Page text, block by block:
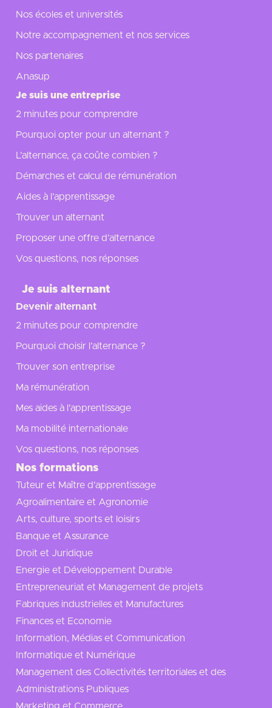
Nos écoles et universités
Notre accompagnement et nos services
Nos partenaires
Anasup
Je suis une entreprise
2 minutes pour comprendre
Pourquoi opter pour un alternant ?
L’alternance, ça coûte combien ?
Démarches et calcul de rémunération
Aides à l’apprentissage
Trouver un alternant
Proposer une offre d’alternance
Vos questions, nos réponses
Je suis alternant
Devenir alternant
2 minutes pour comprendre
Pourquoi choisir l’alternance ?
Trouver son entreprise
Ma rémunération
Mes aides à l'apprentissage
Ma mobilité internationale
Vos questions, nos réponses
Nos formations
Tuteur et Maître d'apprentissage
Agroalimentaire et Agronomie
Arts, culture, sports et loisirs
Banque et Assurance
Droit et Juridique
Energie et Développement Durable
Entrepreneuriat et Management de projets
Fabriques industrielles et Manufactures
Finances et Economie
Information, Médias et Communication
Informatique et Numérique
Management des Collectivités territoriales et des
Administrations Publiques
Marketing et Commerce